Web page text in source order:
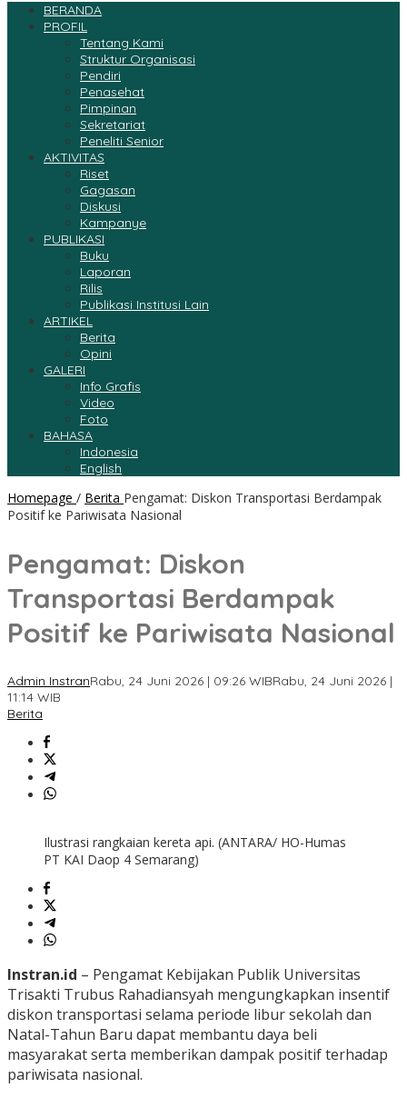
BERANDA
PROFIL
Tentang Kami
Struktur Organisasi
Pendiri
Penasehat
Pimpinan
Sekretariat
Peneliti Senior
AKTIVITAS
Riset
Gagasan
Diskusi
Kampanye
PUBLIKASI
Buku
Laporan
Rilis
Publikasi Institusi Lain
ARTIKEL
Berita
Opini
GALERI
Info Grafis
Video
Foto
BAHASA
Indonesia
English
Homepage / Berita Pengamat: Diskon Transportasi Berdampak
Positif ke Pariwisata Nasional
Pengamat: Diskon
Transportasi Berdampak
Positif ke Pariwisata Nasional
Admin InstranRabu, 24 Juni 2026 | 09:26 WIBRabu, 24 Juni 2026 |
11:14 WIB
Berita
Ilustrasi rangkaian kereta api. (ANTARA/ HO-Humas
PT KAI Daop 4 Semarang)
Instran.id – Pengamat Kebijakan Publik Universitas
Trisakti Trubus Rahadiansyah mengungkapkan insentif
diskon transportasi selama periode libur sekolah dan
Natal-Tahun Baru dapat membantu daya beli
masyarakat serta memberikan dampak positif terhadap
pariwisata nasional.